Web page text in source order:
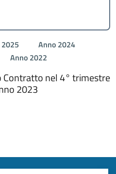
Anno 2024
Anno 2022
Contratto nel 4° trimestre
2023